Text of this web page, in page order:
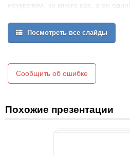
неукротим, но много нас, а он один!
Бородина Люда
Вдовина Диана
Цибульский Вадим
Посмотреть все слайды
Сообщить об ошибке
Похожие презентации